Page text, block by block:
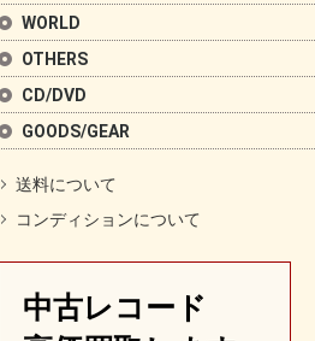
WORLD
OTHERS
CD/DVD
GOODS/GEAR
送料について
コンディションについて
中古レコード